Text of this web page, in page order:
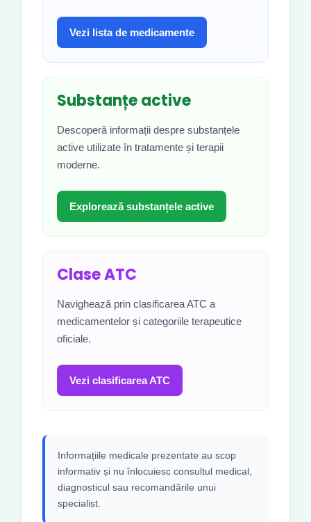
Vezi lista de medicamente
Substanțe active
Descoperă informații despre substanțele
active utilizate în tratamente și terapii
moderne.
Explorează substanțele active
Clase ATC
Navighează prin clasificarea ATC a
medicamentelor și categoriile terapeutice
oficiale.
Vezi clasificarea ATC
Informațiile medicale prezentate au scop
informativ și nu înlocuiesc consultul medical,
diagnosticul sau recomandările unui
specialist.